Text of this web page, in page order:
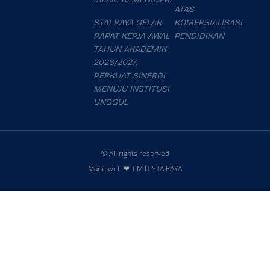
STAI RAYA GELAR
RAPAT KERJA AWAL
TAHUN AKADEMIK
2026/2027,
PERKUAT SINERGI
MENUJU INSTITUSI
UNGGUL
ATAS
KOMERSIALISASI
PENDIDIKAN
© All rights reserved
Made with ❤ TIM IT STAIRAYA